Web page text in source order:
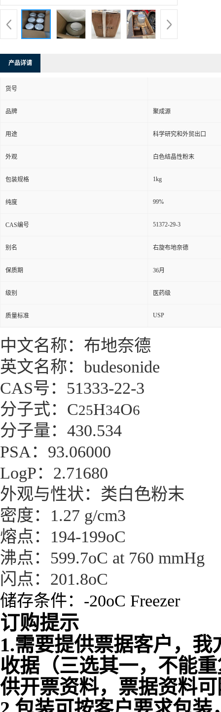
产品详请
货号
品牌 聚成源
用途 科学研究和外贸出口
外观 白色结晶性粉末
包装规格 1kg
纯度 99%
CAS编号 51372-29-3
别名 右旋布地奈德
保质期 36月
级别 医药级
质量标准 USP
中文名称：布地奈德
英文名称：budesonide
CAS号：51333-22-3
分子式：C25H34O6
分子量：430.534
PSA：93.06000
LogP：2.71680
外观与性状：类白色粉末
密度：1.27 g/cm3
熔点：194-199oC
沸点：599.7oC at 760 mmHg
闪点：201.8oC
储存条件：-20oC Freezer
订购提示
1.需要提供票据客户，
收据（三选其一，不能
供开票资料，票据资料